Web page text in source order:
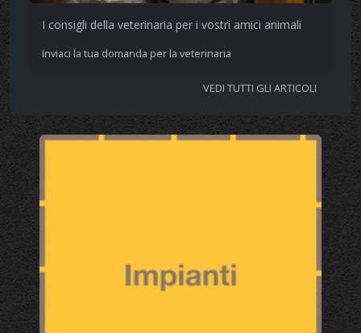
I consigli della veterinaria per i vostri amici animali
Inviaci la tua domanda per la veterinaria
VEDI TUTTI GLI ARTICOLI